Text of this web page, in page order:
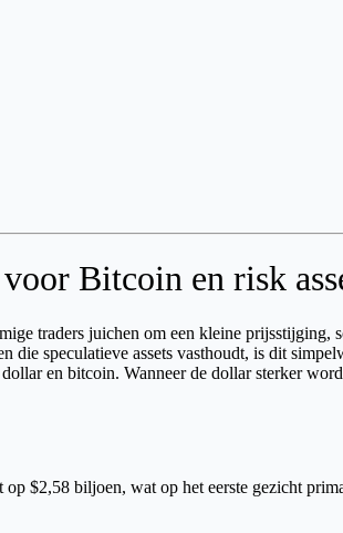
Bitcoin en risk
traders juichen om een kleine
die speculatieve assets vasthoudt, is dit
en bitcoin. Wanneer de dollar sterker
$2,58 biljoen, wat op het eerste gezicht